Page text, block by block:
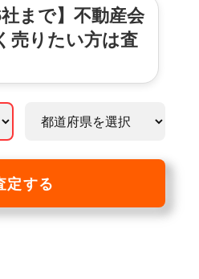
社まで】不動産会
売りたい方は査
定する